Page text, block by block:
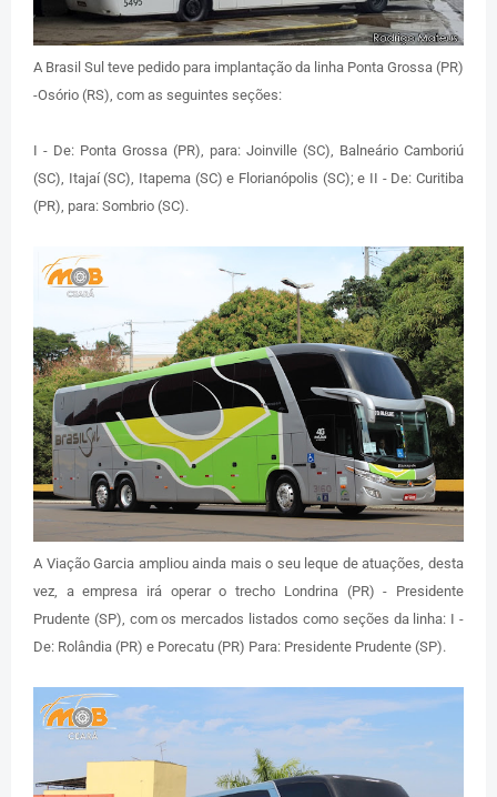
A Brasil Sul teve pedido para implantação da linha Ponta Grossa (PR)
-Osório (RS), com as seguintes seções:
I - De: Ponta Grossa (PR), para: Joinville (SC), Balneário Camboriú
(SC), Itajaí (SC), Itapema (SC) e Florianópolis (SC); e II - De: Curitiba
(PR), para: Sombrio (SC).
A Viação Garcia ampliou ainda mais o seu leque de atuações, desta
vez, a empresa irá operar o trecho Londrina (PR) - Presidente
Prudente (SP), com os mercados listados como seções da linha: I -
De: Rolândia (PR) e Porecatu (PR) Para: Presidente Prudente (SP).